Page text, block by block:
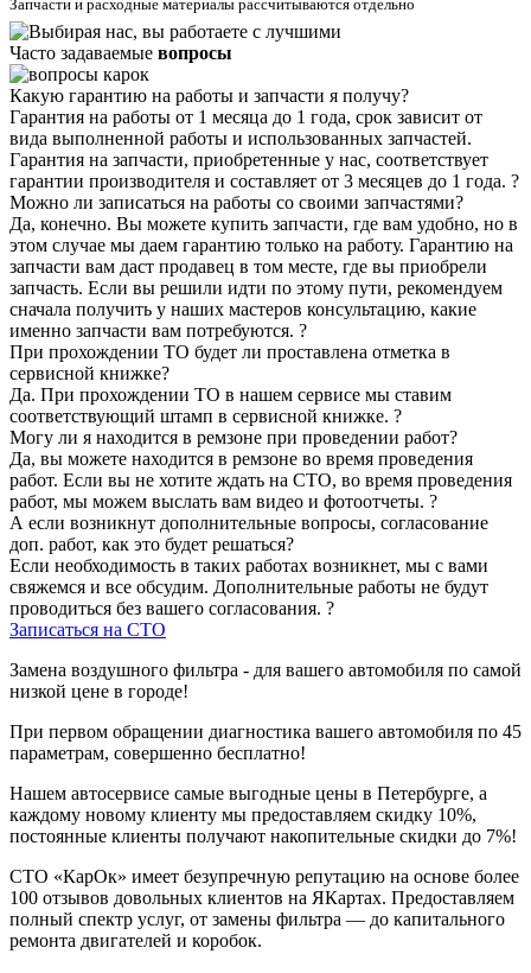
Запчасти и расходные материалы рассчитываются отдельно
Часто задаваемые вопросы
Какую гарантию на работы и запчасти я получу?
Гарантия на работы от 1 месяца до 1 года, срок зависит от
вида выполненной работы и использованных запчастей.
Гарантия на запчасти, приобретенные у нас, соответствует
гарантии производителя и составляет от 3 месяцев до 1 года. ?
Можно ли записаться на работы со своими запчастями?
Да, конечно. Вы можете купить запчасти, где вам удобно, но в
этом случае мы даем гарантию только на работу. Гарантию на
запчасти вам даст продавец в том месте, где вы приобрели
запчасть. Если вы решили идти по этому пути, рекомендуем
сначала получить у наших мастеров консультацию, какие
именно запчасти вам потребуются. ?
При прохождении ТО будет ли проставлена отметка в
сервисной книжке?
Да. При прохождении ТО в нашем сервисе мы ставим
соответствующий штамп в сервисной книжке. ?
Могу ли я находится в ремзоне при проведении работ?
Да, вы можете находится в ремзоне во время проведения
работ. Если вы не хотите ждать на СТО, во время проведения
работ, мы можем выслать вам видео и фотоотчеты. ?
А если возникнут дополнительные вопросы, согласование
доп. работ, как это будет решаться?
Если необходимость в таких работах возникнет, мы с вами
свяжемся и все обсудим. Дополнительные работы не будут
проводиться без вашего согласования. ?
Записаться на СТО
Замена воздушного фильтра - для вашего автомобиля по самой
низкой цене в городе!
При первом обращении диагностика вашего автомобиля по 45
параметрам, совершенно бесплатно!
Нашем автосервисе самые выгодные цены в Петербурге, а
каждому новому клиенту мы предоставляем скидку 10%,
постоянные клиенты получают накопительные скидки до 7%!
СТО «КарОк» имеет безупречную репутацию на основе более
100 отзывов довольных клиентов на ЯКартах. Предоставляем
полный спектр услуг, от замены фильтра — до капитального
ремонта двигателей и коробок.